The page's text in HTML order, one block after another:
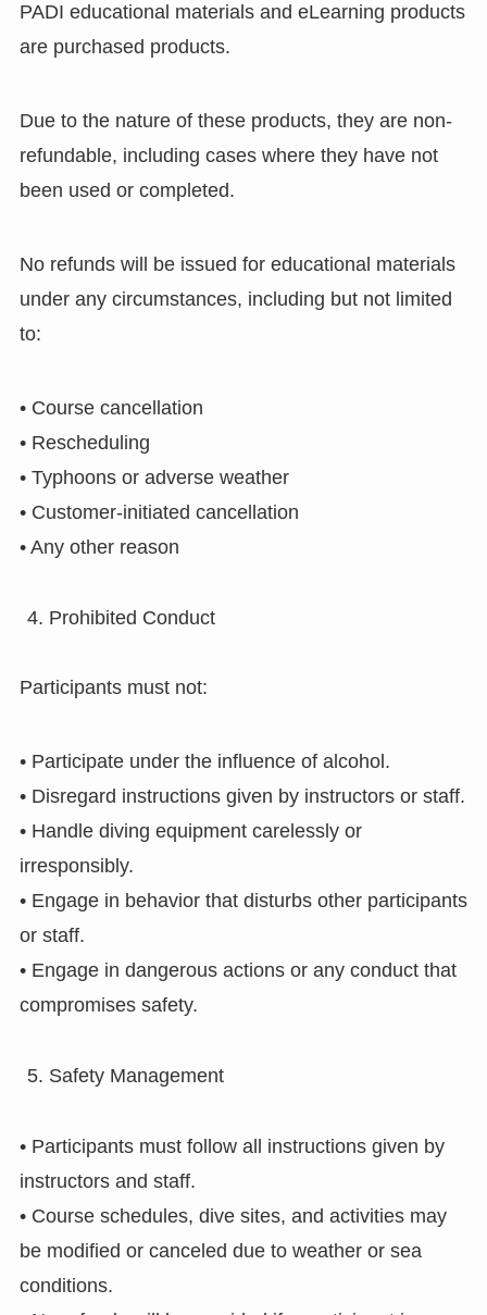
PADI educational materials and eLearning products
are purchased products.
Due to the nature of these products, they are non-
refundable, including cases where they have not
been used or completed.
No refunds will be issued for educational materials
under any circumstances, including but not limited
to:
• Course cancellation
• Rescheduling
• Typhoons or adverse weather
• Customer-initiated cancellation
• Any other reason
Prohibited Conduct
Participants must not:
• Participate under the influence of alcohol.
• Disregard instructions given by instructors or staff.
• Handle diving equipment carelessly or
irresponsibly.
• Engage in behavior that disturbs other participants
or staff.
• Engage in dangerous actions or any conduct that
compromises safety.
Safety Management
• Participants must follow all instructions given by
instructors and staff.
• Course schedules, dive sites, and activities may
be modified or canceled due to weather or sea
conditions.